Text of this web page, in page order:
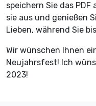
speichern Sie das
sie aus und genießen
Lieben, während Sie
Wir wünschen Ihnen
Neujahrsfest! Ich
2023!